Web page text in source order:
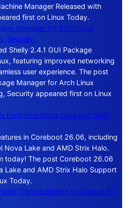
Manager Released with
first on Linux Today.
Manager for Arch Linux
Security
Shelly 2.4.1 GUI Package
featuring improved networking
user experience. The post
Manager for Arch Linux
Security appeared first on Linux
Early Intel Nova Lake and AMD
in Coreboot 26.06, including
Nova Lake and AMD Strix Halo.
today! The post Coreboot 26.06
Lake and AMD Strix Halo Support
Today.
Triple Buffering by Default for